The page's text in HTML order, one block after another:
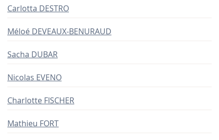
Carlotta DESTRO
Méloé DEVEAUX-BENURAUD
Sacha DUBAR
Nicolas EVENO
Charlotte FISCHER
Mathieu FORT